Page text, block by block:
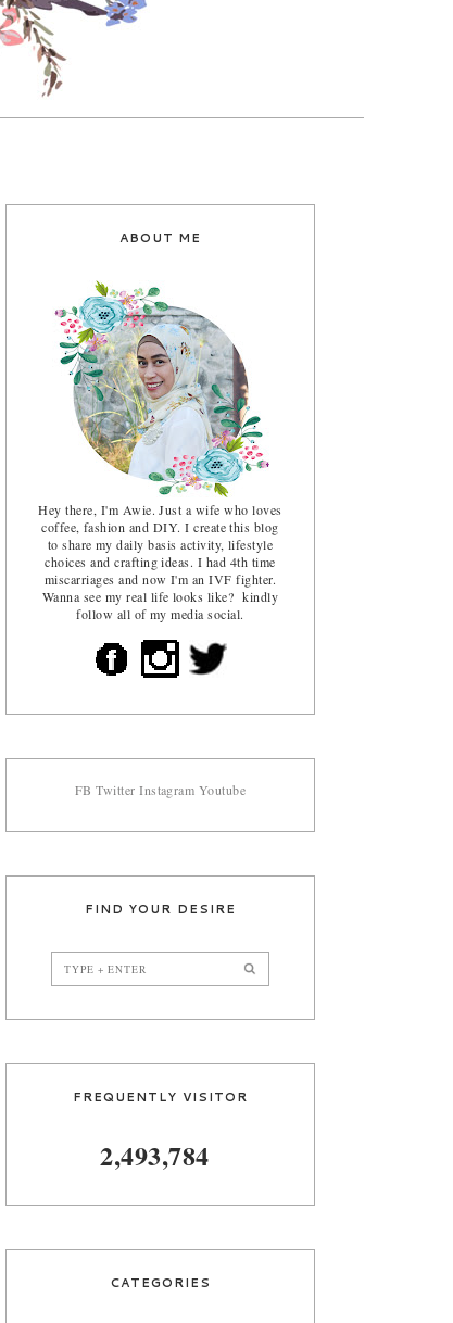
ABOUT ME
Hey there, I'm Awie. Just a wife who loves
coffee, fashion and DIY. I create this blog
to share my daily basis activity, lifestyle
choices and crafting ideas. I had 4th time
miscarriages and now I'm an IVF fighter.
Wanna see my real life looks like? kindly
follow all of my media social.
FB Twitter Instagram Youtube
FIND YOUR DESIRE
FREQUENTLY VISITOR
2,493,784
CATEGORIES